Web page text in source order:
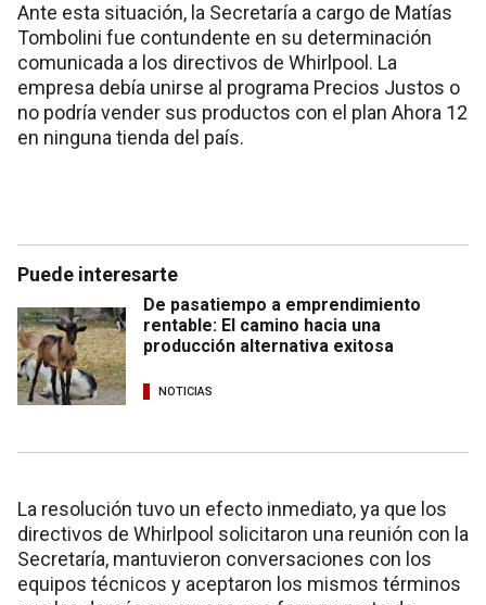
Ante esta situación, la Secretaría a cargo de Matías
Tombolini fue contundente en su determinación
comunicada a los directivos de Whirlpool. La
empresa debía unirse al programa Precios Justos o
no podría vender sus productos con el plan Ahora 12
en ninguna tienda del país.
Puede interesarte
De pasatiempo a emprendimiento
rentable: El camino hacia una
producción alternativa exitosa
NOTICIAS
La resolución tuvo un efecto inmediato, ya que los
directivos de Whirlpool solicitaron una reunión con la
Secretaría, mantuvieron conversaciones con los
equipos técnicos y aceptaron los mismos términos